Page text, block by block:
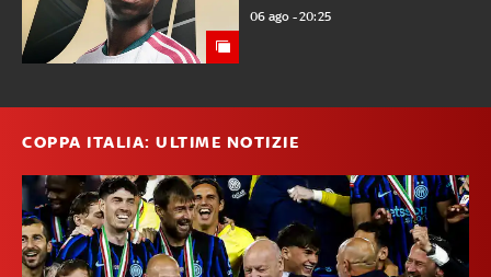
06 ago - 20:25
COPPA ITALIA: ULTIME NOTIZIE